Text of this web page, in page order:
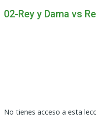
02-Rey y Dama vs
No tienes acceso a esta